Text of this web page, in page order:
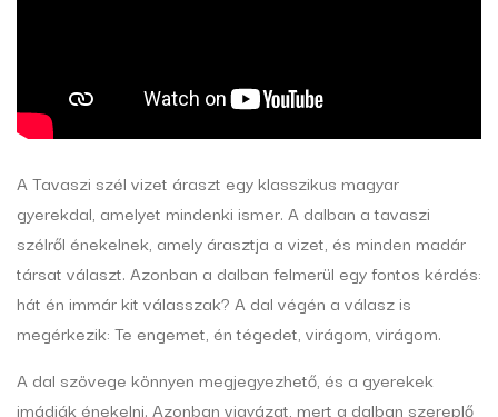
A Tavaszi szél vizet áraszt egy klasszikus magyar
gyerekdal, amelyet mindenki ismer. A dalban a tavaszi
szélről énekelnek, amely árasztja a vizet, és minden madár
társat választ. Azonban a dalban felmerül egy fontos kérdés:
hát én immár kit válasszak? A dal végén a válasz is
megérkezik: Te engemet, én tégedet, virágom, virágom.
A dal szövege könnyen megjegyezhető, és a gyerekek
imádják énekelni. Azonban vigyázat, mert a dalban szereplő